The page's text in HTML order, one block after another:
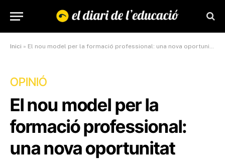
Inici » El nou model per la formació professional: una nova oportunitat
OPINIÓ
El nou model per la
formació professional:
una nova oportunitat